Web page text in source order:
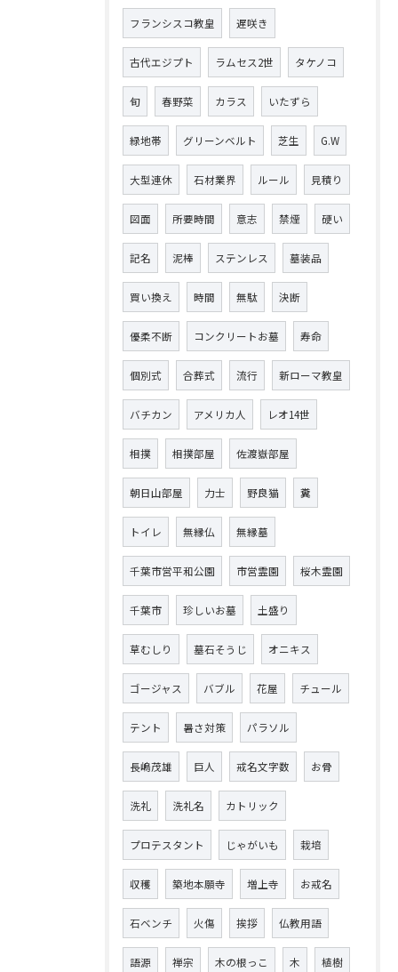
フランシスコ教皇 遅咲き
古代エジプト ラムセス2世 タケノコ
旬 春野菜 カラス いたずら
緑地帯 グリーンベルト 芝生 G.W
大型連休 石材業界 ルール 見積り
図面 所要時間 意志 禁煙 硬い
記名 泥棒 ステンレス 墓装品
買い換え 時間 無駄 決断
優柔不断 コンクリートお墓 寿命
個別式 合葬式 流行 新ローマ教皇
バチカン アメリカ人 レオ14世
相撲 相撲部屋 佐渡嶽部屋
朝日山部屋 力士 野良猫 糞
トイレ 無縁仏 無縁墓
千葉市営平和公園 市営霊園 桜木霊園
千葉市 珍しいお墓 土盛り
草むしり 墓石そうじ オニキス
ゴージャス バブル 花屋 チュール
テント 暑さ対策 パラソル
長嶋茂雄 巨人 戒名文字数 お骨
洗礼 洗礼名 カトリック
プロテスタント じゃがいも 栽培
収穫 築地本願寺 増上寺 お戒名
石ベンチ 火傷 挨拶 仏教用語
語源 禅宗 木の根っこ 木 植樹